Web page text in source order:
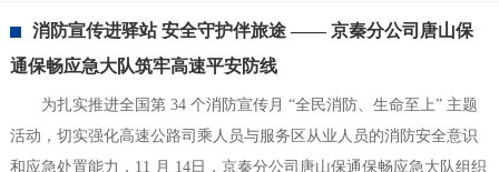
消防宣传进驿站 安全守护伴旅途 —— 京秦分公司唐山保
通保畅应急大队筑牢高速平安防线
为扎实推进全国第 34 个消防宣传月 “全民消防、生命至上” 主题
活动，切实强化高速公路司乘人员与服务区从业人员的消防安全意识
和应急处置能力，11 月 14日，京秦分公司唐山保通保畅应急大队组织